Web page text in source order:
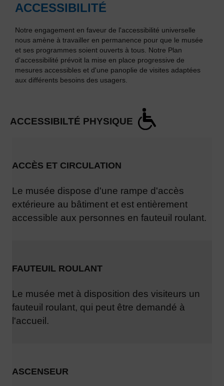
ACCESSIBILITÉ
Notre engagement en faveur de l'accessibilité universelle
nous amène à travailler en permanence pour que le musée
et ses programmes soient ouverts à tous. Notre Plan
d'accessibilité prévoit la mise en place progressive de
mesures accessibles et d'une panoplie de visites adaptées
aux différents besoins des usagers.
ACCESSIBILTÉ PHYSIQUE
FAUTEUIL ROULANT
Le musée met à disposition des visiteurs un
fauteuil roulant, qui peut être demandé à
l'accueil.
ACCÈS ET CIRCULATION
Le musée dispose d'une rampe d'accès
extérieure au bâtiment et est entièrement
accessible aux personnes en fauteuil roulant.
ASCENSEUR